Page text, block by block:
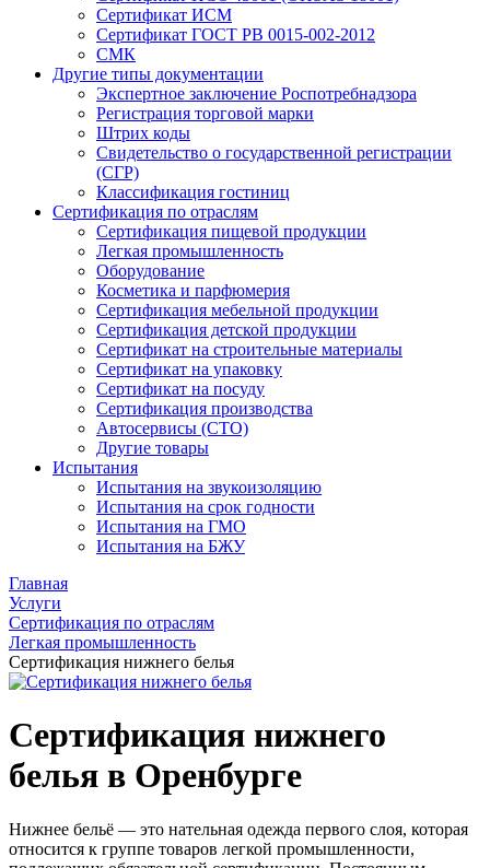
Сертификат ИСМ
Сертификат ГОСТ РВ 0015-002-2012
СМК
Другие типы документации
Экспертное заключение Роспотребнадзора
Регистрация торговой марки
Штрих коды
Свидетельство о государственной регистрации
(СГР)
Классификация гостиниц
Сертификация по отраслям
Сертификация пищевой продукции
Легкая промышленность
Оборудование
Косметика и парфюмерия
Сертификация мебельной продукции
Сертификация детской продукции
Сертификат на строительные материалы
Сертификат на упаковку
Сертификат на посуду
Сертификация производства
Автосервисы (СТО)
Другие товары
Испытания
Испытания на звукоизоляцию
Испытания на срок годности
Испытания на ГМО
Испытания на БЖУ
Главная
Услуги
Сертификация по отраслям
Легкая промышленность
Сертификация нижнего белья
Сертификация нижнего
белья в Оренбурге
Нижнее бельё — это нательная одежда первого слоя, которая
относится к группе товаров легкой промышленности,